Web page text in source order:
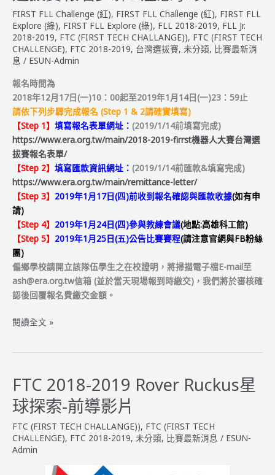
ROVER
RUCKUS
星
球
探
索
FIRST FLL Challenge (紅), FIRST FLL Challenge (紅), FIRST FLL
Explore (綠), FIRST FLL Explore (綠), FLL 2018-2019, FLL Jr.
2018-2019, FTC (FIRST TECH CHALLANGE)), FTC (FIRST TECH
CHALLENGE), FTC 2018-2019, 台灣選拔賽, 未分類, 比賽最新消
息 / ESUN-Admin
報名時間為
2018年12月17日(一)10：00起至2019年1月14日(一)23：59止
請依下列步驟完成報名 (Step 1 & 2請確實填寫)
【Step 1】 填寫報名表單網址： (2019/1/14前填寫完成)
https://www.era.org.tw/main/2018-2019-firrst機器人大賽台灣選
拔賽報名表單/
【Step 2】 填寫匯款資訊網址： (2019/1/14前匯款&填寫完成)
https://www.era.org.tw/main/remittance-letter/
【Step 3】 2019年1月17日(四)前收到報名確認與匯款收據(如有申
請)
【Step 4】 2019年1月24日(四)參與教練會議(地點:高雄科工館)
【Step 5】 2019年1月25日(五)公告比賽賽程(請注意官網與FB粉絲
團)
偏鄉學校請開立該隊伍學生之在校證明，將掃描電子檔E-mail至
ash@era.org.tw信箱 (並於當天現場報到時繳交)，我們將於審核確
認後回覆報名費繳交金額。
2018-
器
人
大
台
灣
閱讀全文 »
FTC 2018-2019 Rover Ruckus星
球探索-前導影片
FTC (FIRST TECH CHALLANGE)), FTC (FIRST TECH
CHALLENGE), FTC 2018-2019, 未分類, 比賽最新消息 / ESUN-
Admin